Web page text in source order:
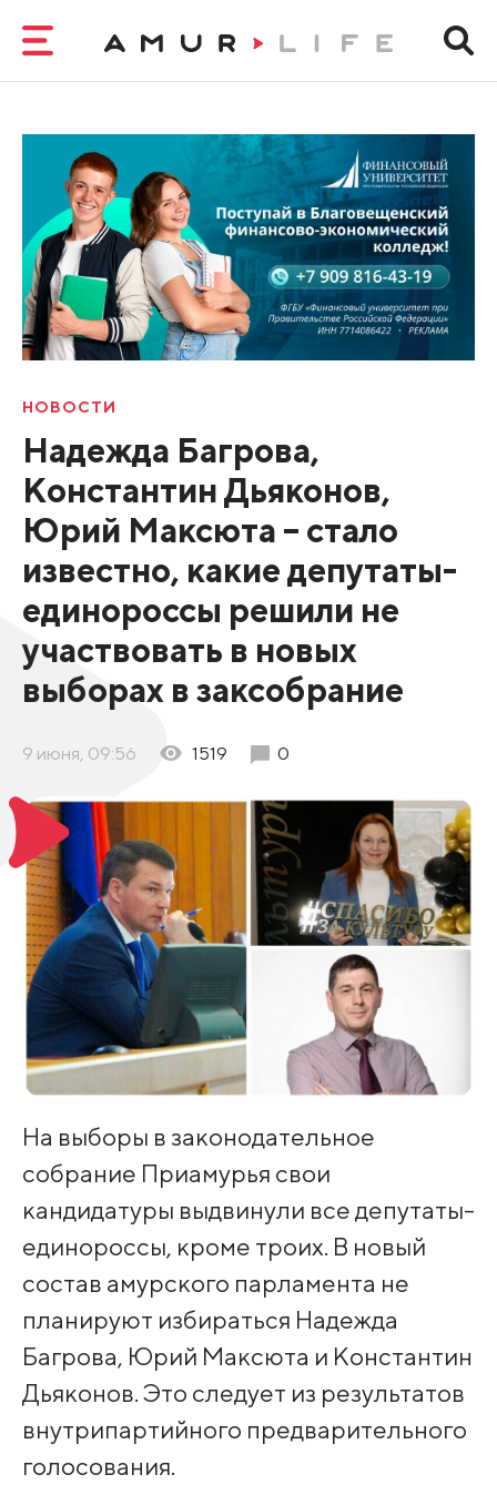
НОВОСТИ
Надежда Багрова,
Константин Дьяконов,
Юрий Максюта – стало
известно, какие депутаты-
единороссы решили не
участвовать в новых
выборах в заксобрание
9 июня, 09:56 1519 0
На выборы в законодательное
собрание Приамурья свои
кандидатуры выдвинули все депутаты-
единороссы, кроме троих. В новый
состав амурского парламента не
планируют избираться Надежда
Багрова, Юрий Максюта и Константин
Дьяконов. Это следует из результатов
внутрипартийного предварительного
голосования.